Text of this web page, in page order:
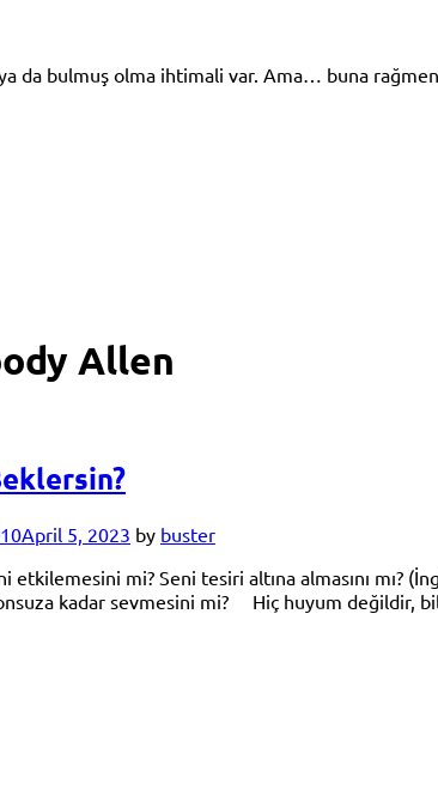
da bulmuş olma ihtimali var. Ama… buna
Allen
April 5, 2023 by buster
etkilemesini mi? Seni tesiri altına almasını mı?
sonsuza kadar sevmesini mi? Hiç huyum